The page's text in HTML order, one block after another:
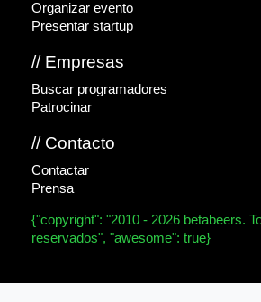
Organizar evento
Presentar startup
// Empresas
Buscar programadores
Patrocinar
// Contacto
Contactar
Prensa
{"copyright": "2010 - 2026 betabeers.
reservados", "awesome": true}